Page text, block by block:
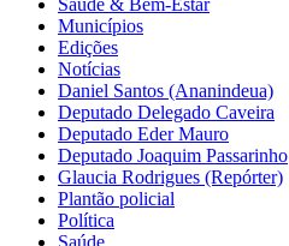
Municípios
Edições
Notícias
Daniel Santos (Ananindeua)
Deputado Delegado Caveira
Deputado Eder Mauro
Deputado Joaquim Passarinho
Glaucia Rodrigues (Repórter)
Plantão policial
Política
Saúde